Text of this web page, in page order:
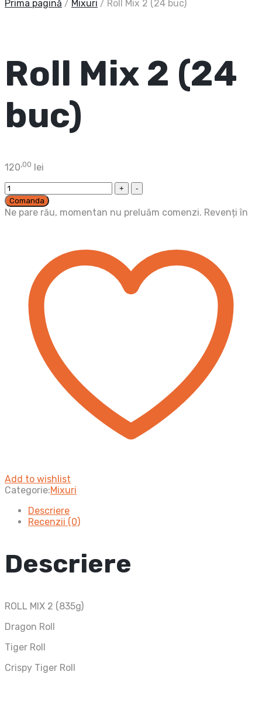
Prima pagină / Mixuri / Roll Mix 2 (24 buc)
Roll Mix 2 (24
buc)
120,00 lei
Roll
Mix
2
Comanda
Ne pare rău, momentan nu preluăm comenzi. Revenți în
Add to wishlist
Categorie:Mixuri
Descriere
Recenzii (0)
Descriere
ROLL MIX 2 (835g)
Dragon Roll
Tiger Roll
Crispy Tiger Roll